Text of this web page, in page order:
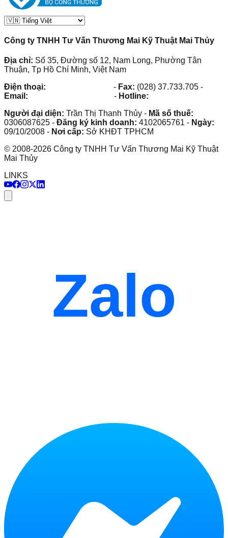
Công ty TNHH Tư Vấn Thương Mai Kỹ Thuật Mai Thủy
Địa chỉ: Số 35, Đường số 12, Nam Long, Phường Tân
Thuận, Tp Hồ Chí Minh, Việt Nam
Điện thoại:
- Fax: (028) 37.733.705 -
Email:
- Hotline:
Người đại diện: Trần Thị Thanh Thủy - Mã số thuế:
0306087625 - Đăng ký kinh doanh: 4102065761 - Ngày:
09/10/2008 - Nơi cấp: Sở KHĐT TPHCM
© 2008-2026 Công ty TNHH Tư Vấn Thương Mai Kỹ Thuật
Mai Thủy
LINKS
Zalo